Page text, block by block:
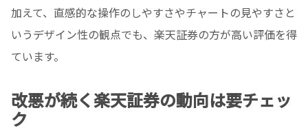
加えて、直感的な操作のしやすさやチャートの見やすさと
いうデザイン性の観点でも、楽天証券の方が高い評価を得
ています。
改悪が続く楽天証券の動向は要チェッ
ク